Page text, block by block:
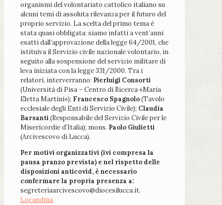
organismi del volontariato cattolico italiano su
alcuni temi di assoluta rilevanza per il futuro del
proprio servizio. La scelta del primo tema è
stata quasi obbligata: siamo infatti a vent’anni
esatti dall’approvazione della legge 64/2001, che
istituiva il Servizio civile nazionale volontario, in
seguito alla sospensione del servizio militare di
leva iniziata con la legge 331/2000. Tra i
relatori, interverranno: Pierluigi Consorti
(Università di Pisa – Centro di Ricerca «Maria
Eletta Martini»); Francesco Spagnolo(Tavolo
ecclesiale degli Enti di Servizio Civile); Claudia
Barsanti(Responsabile del Servizio Civile per le
Misericordie d’Italia); mons. Paolo Giulietti
(Arcivescovo di Lucca).
Per motivi organizzativi (ivi compresa la
pausa pranzo prevista) e nel rispetto delle
disposizioni anticovid, è necessario
confermare la propria presenza a:
segreteriaarcivescovo@diocesilucca.it.
Locandina